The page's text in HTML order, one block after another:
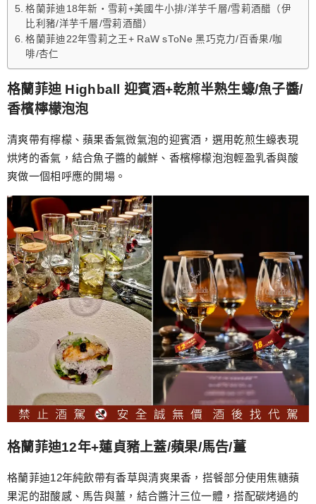
格蘭菲迪18年新‧雪莉+美國牛小排/洋芋千層/雪莉酒醋（伊
比利豬/洋芋千層/雪莉酒醋）
格蘭菲迪22年雪莉之王+ RaW sToNe 黑巧克力/百香果/咖
啡/杏仁
格蘭菲迪 Highball 迎賓酒+乾煎半熟生蠔/魚子醬/
香檳檸檬泡泡
清爽帶有檸檬、蘋果香氣微氣泡的迎賓酒，選用乾煎生蠔表現
烘烤的香氣，結合魚子醬的鹹鮮、香檳檸檬泡泡輕盈乳香與酸
爽做一個相呼應的開場。
格蘭菲迪12年+蓮貞豬上蓋/蘋果/馬告/薑
格蘭菲迪12年純飲帶有香草與清爽果香，搭餐部分使用焦糖蘋
果泥的甜酸感、馬告與薑，結合醬汁三位一體，搭配碳烤過的